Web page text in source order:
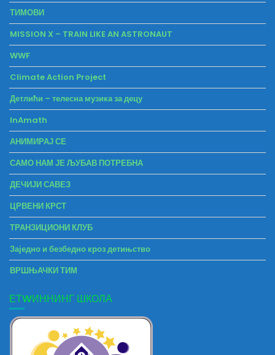
ТИМОВИ
MISSION X – TRAIN LIKE AN ASTRONAUT
WWF
Climate Action Project
Детлићи – телесна музика за децу
InAmath
АНИМИРАЈ СЕ
САМО НАМ ЈЕ ЉУБАВ ПОТРЕБНА
ДЕЧИЈИ САВЕЗ
ЦРВЕНИ КРСТ
ТРАНЗИЦИОНИ КЛУБ
Заједно и безбедно кроз детињство
ВРШЊАЧКИ ТИМ
ЕТWИННИНГ ШКОЛА